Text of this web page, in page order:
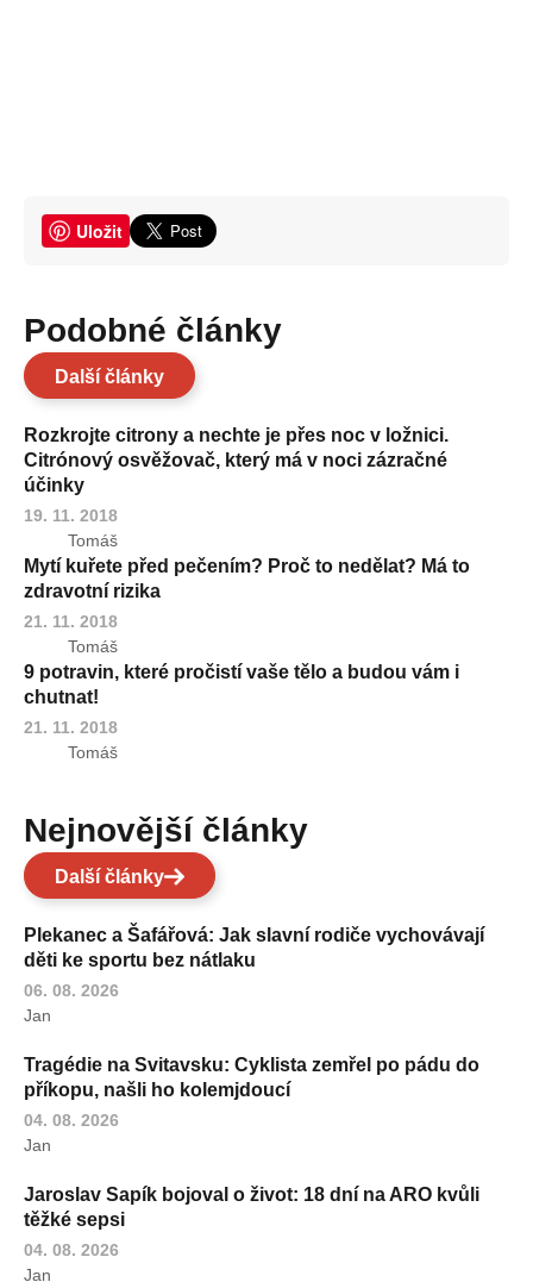
Uložit
Podobné články
Další články
Rozkrojte citrony a nechte je přes noc v ložnici.
Citrónový osvěžovač, který má v noci zázračné
účinky
19. 11. 2018
Tomáš
Mytí kuřete před pečením? Proč to nedělat? Má to
zdravotní rizika
21. 11. 2018
Tomáš
9 potravin, které pročistí vaše tělo a budou vám i
chutnat!
21. 11. 2018
Tomáš
Nejnovější články
Další články
Plekanec a Šafářová: Jak slavní rodiče vychovávají
děti ke sportu bez nátlaku
06. 08. 2026
Jan
Tragédie na Svitavsku: Cyklista zemřel po pádu do
příkopu, našli ho kolemjdoucí
04. 08. 2026
Jan
Jaroslav Sapík bojoval o život: 18 dní na ARO kvůli
těžké sepsi
04. 08. 2026
Jan